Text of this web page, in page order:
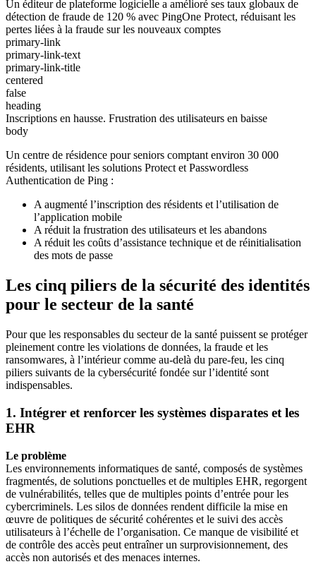
Un éditeur de plateforme logicielle a amélioré ses taux globaux de
détection de fraude de 120 % avec PingOne Protect, réduisant les
pertes liées à la fraude sur les nouveaux comptes
primary-link
primary-link-text
primary-link-title
centered
false
heading
Inscriptions en hausse. Frustration des utilisateurs en baisse
body
Un centre de résidence pour seniors comptant environ 30 000
résidents, utilisant les solutions Protect et Passwordless
Authentication de Ping :
A augmenté l’inscription des résidents et l’utilisation de
l’application mobile
A réduit la frustration des utilisateurs et les abandons
A réduit les coûts d’assistance technique et de réinitialisation
des mots de passe
Les cinq piliers de la sécurité des identités
pour le secteur de la santé
Pour que les responsables du secteur de la santé puissent se protéger
pleinement contre les violations de données, la fraude et les
ransomwares, à l’intérieur comme au-delà du pare-feu, les cinq
piliers suivants de la cybersécurité fondée sur l’identité sont
indispensables.
1. Intégrer et renforcer les systèmes disparates et les
EHR
Le problème
Les environnements informatiques de santé, composés de systèmes
fragmentés, de solutions ponctuelles et de multiples EHR, regorgent
de vulnérabilités, telles que de multiples points d’entrée pour les
cybercriminels. Les silos de données rendent difficile la mise en
œuvre de politiques de sécurité cohérentes et le suivi des accès
utilisateurs à l’échelle de l’organisation. Ce manque de visibilité et
de contrôle des accès peut entraîner un surprovisionnement, des
accès non autorisés et des menaces internes.